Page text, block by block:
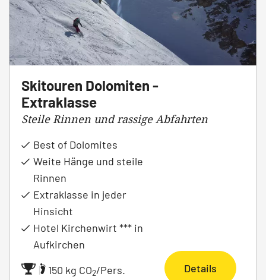
Skitouren Dolomiten -
Extraklasse
Steile Rinnen und rassige Abfahrten
Best of Dolomites
Weite Hänge und steile
Rinnen
Extraklasse in jeder
Hinsicht
Hotel Kirchenwirt *** in
Aufkirchen
|
150 kg CO2/Pers. Details